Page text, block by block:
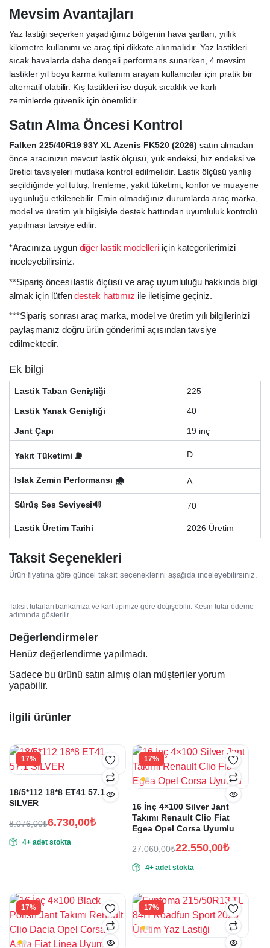
Mevsim Avantajları
Yaz lastiği seçerken yaşadığınız bölgenin hava şartları, yıllık
kilometre kullanımı ve araç tipi dikkate alınmalıdır. Yaz lastikleri
sıcak havalarda daha dengeli performans sunarken, 4 mevsim
lastikler yıl boyu karma kullanım arayan kullanıcılar için pratik bir
alternatif olabilir. Kış lastikleri ise düşük sıcaklık ve karlı
zeminlerde güvenlik için önemlidir.
Satın Alma Öncesi Kontrol
Falken 225/40R19 93Y XL Azenis FK520 (2026) satın almadan
önce aracınızın mevcut lastik ölçüsü, yük endeksi, hız endeksi ve
üretici tavsiyeleri mutlaka kontrol edilmelidir. Lastik ölçüsü yanlış
seçildiğinde yol tutuş, frenleme, yakıt tüketimi, konfor ve muayene
uygunluğu etkilenebilir. Emin olmadığınız durumlarda araç marka,
model ve üretim yılı bilgisiyle destek hattından uyumluluk kontrolü
yapılması tavsiye edilir.
*Aracınıza uygun diğer lastik modelleriiçin kategorilerimizi
inceleyebilirsiniz.
**Sipariş öncesi lastik ölçüsü ve araç uyumluluğu hakkında bilgi
almak için lütfendestek hattımız ile iletişime geçiniz.
***Sipariş sonrası araç marka, model ve üretim yılı bilgilerinizi
paylaşmanız doğru ürün gönderimi açısından tavsiye
edilmektedir.
Ek bilgi
Lastik Taban Genişliği 225
Lastik Yanak Genişliği 40
Jant Çapı 19 inç
Yakıt Tüketimi ⛽ D
Islak Zemin Performansı 🌧️ A
Sürüş Ses Seviyesi🔊 70
Lastik Üretim Tarihi 2026 Üretim
Taksit Seçenekleri
Ürün fiyatına göre güncel taksit seçeneklerini aşağıda inceleyebilirsiniz.
Taksit tutarları bankanıza ve kart tipinize göre değişebilir. Kesin tutar ödeme
adımında gösterilir.
Değerlendirmeler
Henüz değerlendirme yapılmadı.
Sadece bu ürünü satın almış olan müşteriler yorum
yapabilir.
İlgili ürünler
17%
18/5*112 18*8 ET41 57.1
SILVER
8.076,00₺
fiyat:
6.730,00₺
andaki
4+ adet stokta
17%
16 İnç 4×100 Silver Jant
Takımı Renault Clio Fiat
Egea Opel Corsa Uyumlu
27.060,00₺
fiyat:
22.550,00₺
andaki
22.550,00₺.
4+ adet stokta
17% 17%